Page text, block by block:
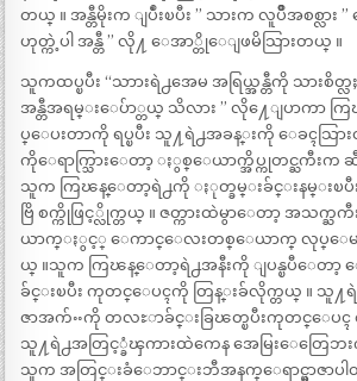
တယ္ ။ အန္တီမိုးက ျပဳံးၿပီး ” သားက လူပ်ိဳအစစ္လား
ဟုတ္ကဲ့ပါ အန္တီ ” လို႔ ေအာ္တိုေျဖမိသြားတယ္ ။
သူကထပ္ၿပီး “သာားရဲ႕အေမ အရြယ္အန္တီကို သားစိ
အန္တီအရမ္းေပ်ာ္တယ္ သိလား ” လို႔ေျပာကာ က
ပ္ေပးတာကို ရပ္ၿပီး သူ႔ရဲ႕အခန္းကို ေခၚသြ
ကိုေရာက္သြားေတာ့ ႏွစ္ေယာက္အိပ္ကုတင္ႀကီး
သူက ကြၽန္ေတာ့ရဲ႕ကို ႏုတ္ခမ္းခ်င္းနမ္းၿ
ဗြိ စက္ကိုဖြင့္လိုက္တယ္ ။ ဇတ္ကားထဲမွာေတာ့ အသက္
ယာက္ႏွင့္ ေကာင္ေလးတစ္ေယာက္ လုပ္ေ
ယ္ ။သူက ကြၽန္ေတာ့ရဲ႕အနီးကို ျပန္ၿပီေတာ့
ခ်င္းၿပီး ကုတင္ေပၚကို တြန္းခ်လိုက္တယ္ ။ သူ႔ရဲ႕ထ
ဇာအက်ႌကို တလႊာခ်င္းခြၽတ္ၿပီးကုတင္ေပၚ
သူ႔ရဲ႕အတြင့္ခံၾကားထဲကေန အေမြးေတြေ
သူက အတြင္းခံေဘာင္းဘီအနက္ေရာင္မွာဇာပါ